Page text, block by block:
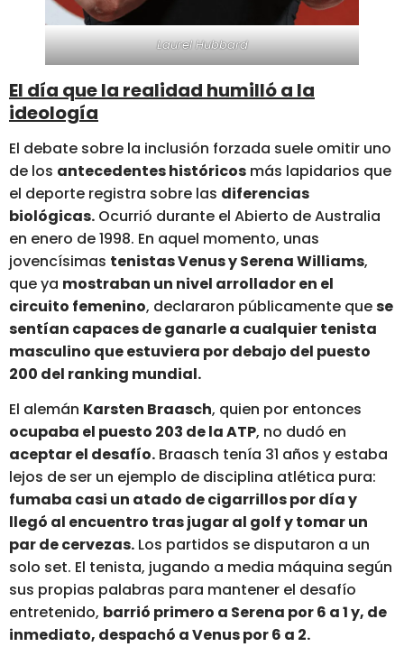
Laurel Hubbard
El día que la realidad humilló a la
ideología
El debate sobre la inclusión forzada suele omitir uno
de los antecedentes históricos más lapidarios que
el deporte registra sobre las diferencias
biológicas. Ocurrió durante el Abierto de Australia
en enero de 1998. En aquel momento, unas
jovencísimas tenistas Venus y Serena Williams,
que ya mostraban un nivel arrollador en el
circuito femenino, declararon públicamente quese
sentían capaces de ganarle a cualquier tenista
masculino que estuviera por debajo del puesto
200 del ranking mundial.
El alemán Karsten Braasch, quien por entonces
ocupaba el puesto 203 de la ATP, no dudó en
aceptar el desafío. Braasch tenía 31 años y estaba
lejos de ser un ejemplo de disciplina atlética pura:
fumaba casi un atado de cigarrillos por día y
llegó al encuentro tras jugar al golf y tomar un
par de cervezas. Los partidos se disputaron a un
solo set. El tenista, jugando a media máquina según
sus propias palabras para mantener el desafío
entretenido, barrió primero a Serena por 6 a 1 y, de
inmediato, despachó a Venus por 6 a 2.